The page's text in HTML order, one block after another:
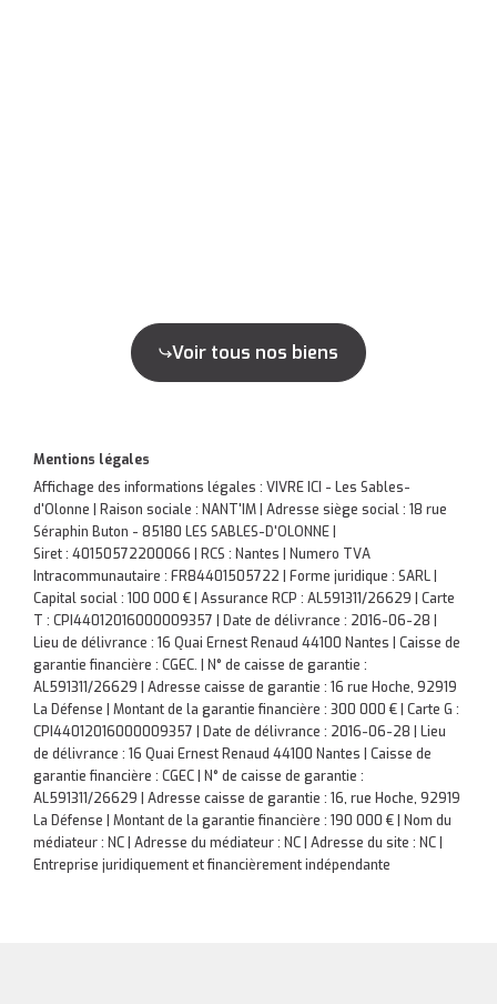
Voir tous nos biens
Mentions légales
Affichage des informations légales : VIVRE ICI - Les Sables-
d'Olonne | Raison sociale : NANT'IM | Adresse siège social : 18 rue
Séraphin Buton - 85180 LES SABLES-D'OLONNE |
Siret : 40150572200066 | RCS : Nantes | Numero TVA
Intracommunautaire : FR84401505722 | Forme juridique : SARL |
Capital social : 100 000 € | Assurance RCP : AL591311/26629 | Carte
T : CPI44012016000009357 | Date de délivrance : 2016-06-28 |
Lieu de délivrance : 16 Quai Ernest Renaud 44100 Nantes | Caisse de
garantie financière : CGEC. | N° de caisse de garantie :
AL591311/26629 | Adresse caisse de garantie : 16 rue Hoche, 92919
La Défense | Montant de la garantie financière : 300 000 € | Carte G :
CPI44012016000009357 | Date de délivrance : 2016-06-28 | Lieu
de délivrance : 16 Quai Ernest Renaud 44100 Nantes | Caisse de
garantie financière : CGEC | N° de caisse de garantie :
AL591311/26629 | Adresse caisse de garantie : 16, rue Hoche, 92919
La Défense | Montant de la garantie financière : 190 000 € | Nom du
médiateur : NC | Adresse du médiateur : NC | Adresse du site : NC |
Entreprise juridiquement et financièrement indépendante